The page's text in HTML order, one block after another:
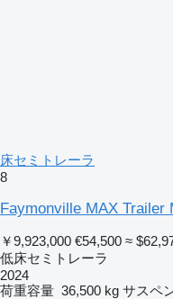
床セミトレーラ
8
Faymonville MAX Trailer
￥9,923,000 €54,500 ≈
低床セミトレーラ
2024
荷重容量 36,500 kg サスペ